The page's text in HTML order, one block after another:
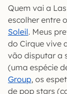
Quem vai a
escolher entre
Soleil. Meus
do Cirque vive
vão disputar a
(uma espécie
Group, os
de pop stars